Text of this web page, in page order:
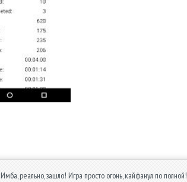
Имба, реально, зашло! Игра просто огонь, кайфанул по полной!